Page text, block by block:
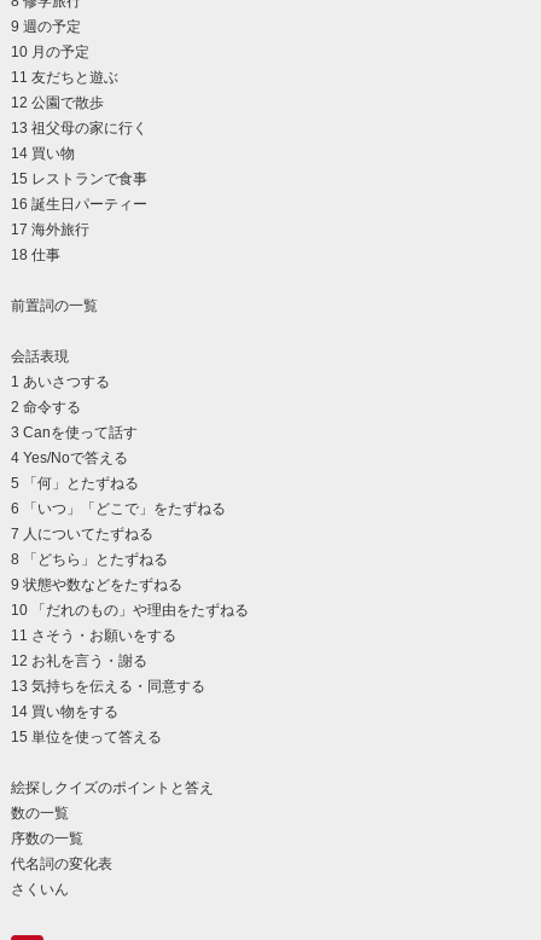
9 週の予定
10 月の予定
11 友だちと遊ぶ
12 公園で散歩
13 祖父母の家に行く
14 買い物
15 レストランで食事
16 誕生日パーティー
17 海外旅行
18 仕事
前置詞の一覧
会話表現
1 あいさつする
2 命令する
3 Canを使って話す
4 Yes/Noで答える
5 「何」とたずねる
6 「いつ」「どこで」をたずねる
7 人についてたずねる
8 「どちら」とたずねる
9 状態や数などをたずねる
10 「だれのもの」や理由をたずねる
11 さそう・お願いをする
12 お礼を言う・謝る
13 気持ちを伝える・同意する
14 買い物をする
15 単位を使って答える
絵探しクイズのポイントと答え
数の一覧
序数の一覧
代名詞の変化表
さくいん